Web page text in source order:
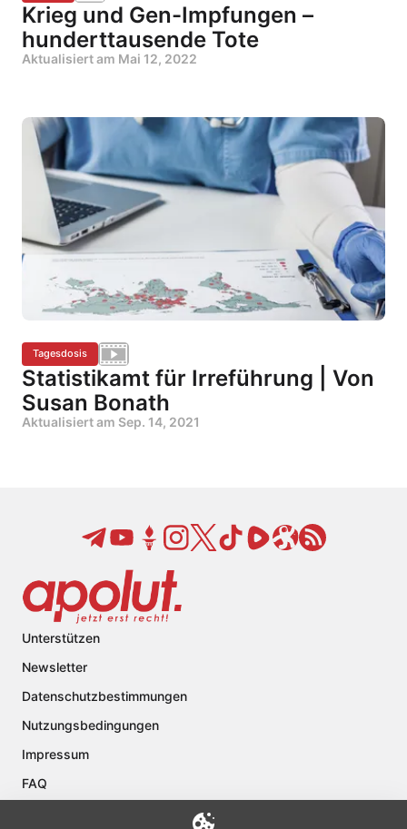
Krieg und Gen-Impfungen –
hunderttausende Tote
Aktualisiert am Mai 12, 2022
Tagesdosis
Statistikamt für Irreführung | Von
Susan Bonath
Aktualisiert am Sep. 14, 2021
Unterstützen
Newsletter
Datenschutzbestimmungen
Nutzungsbedingungen
Impressum
FAQ